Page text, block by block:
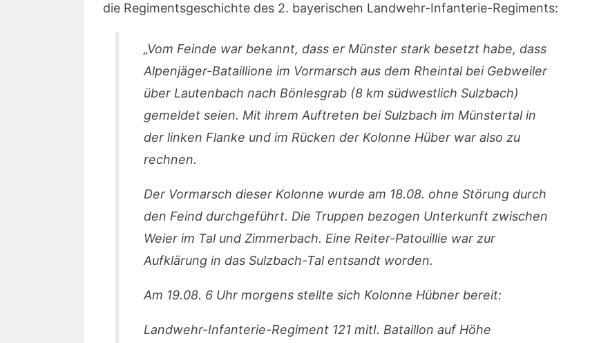
die Regimentsgeschichte des 2. bayerischen Landwehr-Infanterie-Regiments:
„Vom Feinde war bekannt, dass er Münster stark besetzt habe, dass
Alpenjäger-Bataillione im Vormarsch aus dem Rheintal bei Gebweiler
über Lautenbach nach Bönlesgrab (8 km südwestlich Sulzbach)
gemeldet seien. Mit ihrem Auftreten bei Sulzbach im Münstertal in
der linken Flanke und im Rücken der Kolonne Hüber war also zu
rechnen.
Der Vormarsch dieser Kolonne wurde am 18.08. ohne Störung durch
den Feind durchgeführt. Die Truppen bezogen Unterkunft zwischen
Weier im Tal und Zimmerbach. Eine Reiter-Patouillie war zur
Aufklärung in das Sulzbach-Tal entsandt worden.
Am 19.08. 6 Uhr morgens stellte sich Kolonne Hübner bereit:
Landwehr-Infanterie-Regiment 121 mitI. Bataillon auf Höhe